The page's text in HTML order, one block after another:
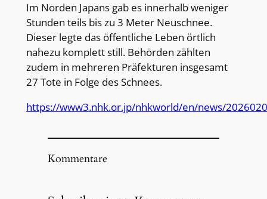
Im Norden Japans gab es innerhalb weniger
Stunden teils bis zu 3 Meter Neuschnee.
Dieser legte das öffentliche Leben örtlich
nahezu komplett still. Behörden zählten
zudem in mehreren Präfekturen insgesamt
27 Tote in Folge des Schnees.
https://www3.nhk.or.jp/nhkworld/en/news/
Kommentare